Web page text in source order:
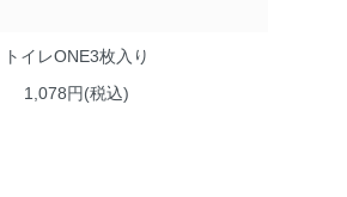
トイレONE3枚入り
1,078円(税込)